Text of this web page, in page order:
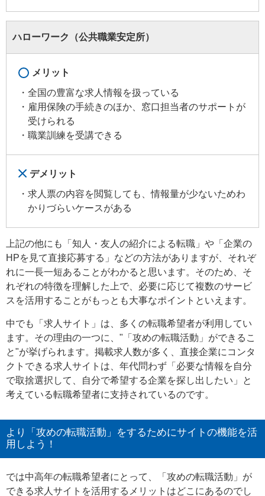
ハローワーク（公共職業安定所）
メリット
全国の豊富な求人情報を扱っている
雇用保険の手続きのほか、窓口担当者のサポートが
受けられる
職業訓練を受講できる
デメリット
求人票の内容を閲覧しても、情報量が少ないためわ
かりづらいケースがある
上記の他にも「知人・友人の紹介による転職」や「企業の
HPを見て直接応募する」などの方法がありますが、それぞ
れに一長一短あることがわかると思います。そのため、そ
れぞれの特徴を理解した上で、必要に応じて複数のサービ
スを活用することがもっとも大事なポイントといえます。
中でも「求人サイト」は、多くの転職希望者が利用してい
ます。その理由の一つに、"「攻めの転職活動」ができるこ
と"が挙げられます。掲載求人数が多く、直接企業にコンタ
クトできる求人サイトは、年代問わず「必要な情報を自分
で取捨選択して、自分で希望する企業を探し出したい」と
考えている転職希望者に支持されているのです。
より「攻めの転職活動」をするためにサイトの機能を活
用しよう！
では中高年の転職希望者にとって、「攻めの転職活動」が
できる求人サイトを活用するメリットはどこにあるのでし